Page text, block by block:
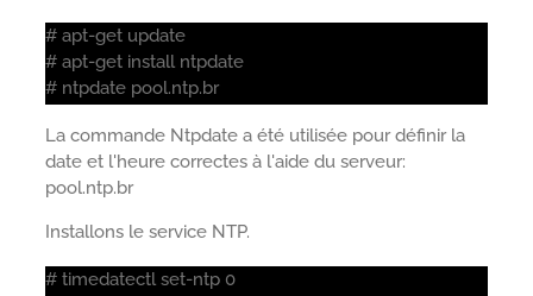
# apt-get update
# apt-get install ntpdate
# ntpdate pool.ntp.br
La commande Ntpdate a été utilisée pour définir la
date et l'heure correctes à l'aide du serveur:
pool.ntp.br
Installons le service NTP.
# timedatectl set-ntp 0